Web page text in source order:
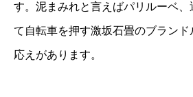
す。泥まみれと言えばパリルーベ、
て自転車を押す激坂石畳のブラン
応えがあります。